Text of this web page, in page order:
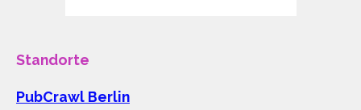
Standorte
PubCrawl Berlin